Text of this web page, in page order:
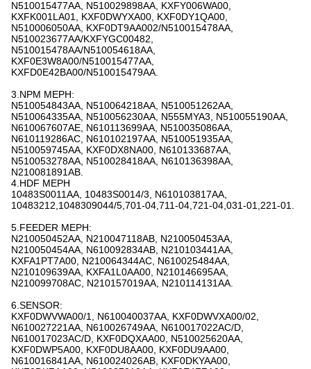
N510015477AA, N510029898AA, KXFY006WA00,
KXFK001LA01, KXF0DWYXA00, KXF0DY1QA00,
N510006050AA, KXF0DT9AA002/N510015478AA,
N510023677AA/KXFYGC00482,
N510015478AA/N510054618AA,
KXF0E3W8A00/N510015477AA,
KXFD0E42BA00/N510015479AA.
3.NPM ΜΕΡΗ:
N510054843AA, N510064218AA, N510051262AA,
N510064335AA, N510056230AA, N555MYA3, N510055190AA,
N610067607AE, N610113699AA, N510035086AA,
N610119286AC, N610102197AA, N510051935AA,
N510059745AA, KXF0DX8NA00, N610133687AA,
N510053278AA, N510028418AA, N610136398AA,
N210081891AB.
4.HDF ΜΕΡΗ
10483S0011AA, 10483S0014/3, N610103817AA,
10483212,1048309044/5,701-04,711-04,721-04,031-01,221-01.
5.FEEDER ΜΕΡΗ:
N210050452AA, N210047118AB, N210050453AA,
N210050454AA, N610092834AB, N210103441AA,
KXFA1PT7A00, N210064344AC, N610025484AA,
N210109639AA, KXFA1L0AA00, N210146695AA,
N210099708AC, N210157019AA, N210114131AA.
6.SENSOR:
KXF0DWVWA00/1, N610040037AA, KXF0DWVXA00/02,
N610027221AA, N610026749AA, N610017022AC/D,
N610017023AC/D, KXF0DQXAA00, N510025620AA,
KXF0DWP5A00, KXF0DU8AA00, KXF0DU9AA00,
N610016841AA, N610024026AB, KXF0DKYAA00,